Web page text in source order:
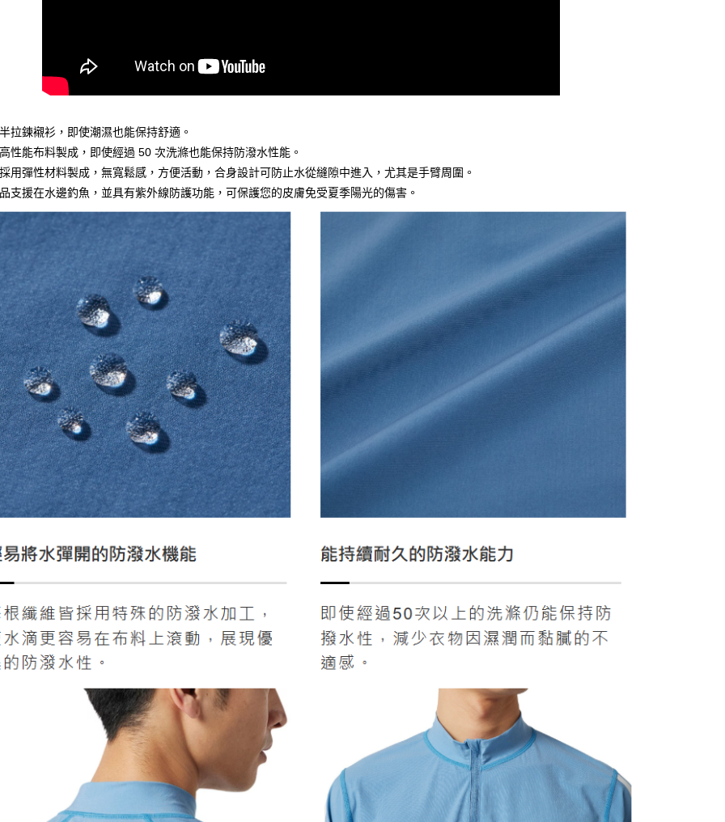
拉鍊襯衫，即使潮濕也能保持舒適。
性能布料製成，即使經過 50 次洗滌也能保持防潑水性能。
用彈性材料製成，無寬鬆感，方便活動，合身設計可防止水從縫隙中進入，尤其是手臂周圍。
支援在水邊釣魚，並具有紫外線防護功能，可保護您的皮膚免受夏季陽光的傷害。